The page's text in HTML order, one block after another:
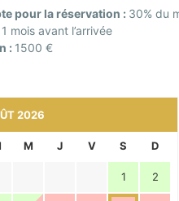
pour la réservation : 30% du
1 mois avant l’arrivée
: 1500 €
M J V S D
1 2